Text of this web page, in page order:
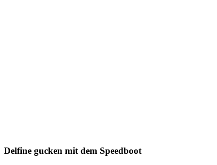
Delfine gucken mit dem Speedboot